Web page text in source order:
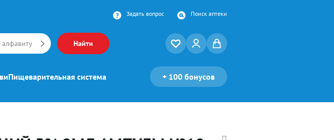
Задать вопрос Поиск аптеки
Найти
Пищеварительная система + 100 бонусов